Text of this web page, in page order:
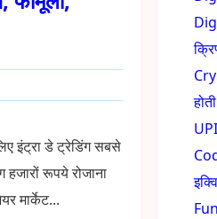
इंट्रा डे ट्रेडिंग सबसे
रूपये रोजाना
मार्केट...